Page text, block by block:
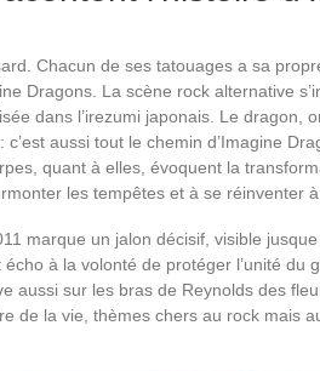
Chacun de ses tatouages a sa
Dragons. La scène rock alternative
dans l’irezumi japonais. Le dragon,
aussi tout le chemin d’Imagine
quant à elles, évoquent la
les tempêtes et à se réinventer à
marque un jalon décisif, visible
à la volonté de protéger l’unité du
aussi sur les bras de Reynolds des
de la vie, thèmes chers au rock mais